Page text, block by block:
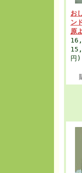
お
ン
原
円)